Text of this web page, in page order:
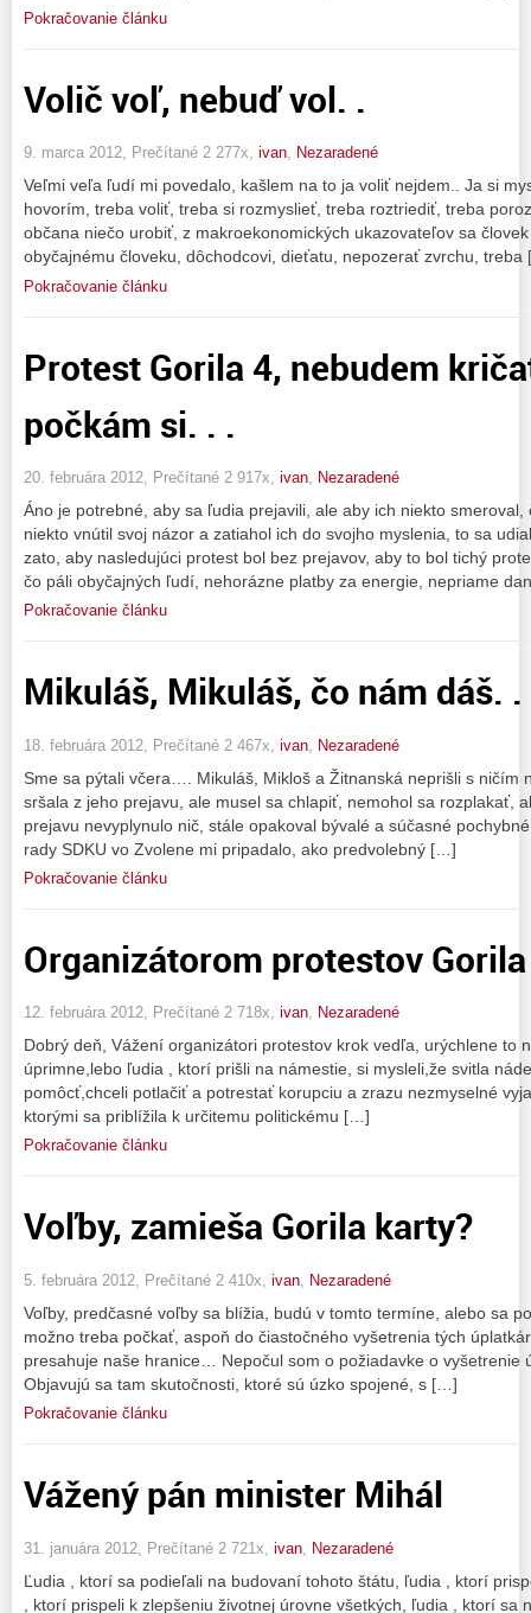
Pokračovanie článku
Volič voľ, nebuď vol. .
9. marca 2012, Prečítané 2 277x, ivan, Nezaradené
Veľmi veľa ľudí mi povedalo, kašlem na to ja voliť nejdem.. Ja si
hovorím, treba voliť, treba si rozmyslieť, treba roztriediť, treba
občana niečo urobiť, z makroekonomických ukazovateľov sa
obyčajnému človeku, dôchodcovi, dieťatu, nepozerať zvrchu,
Pokračovanie článku
Protest Gorila 4, nebudem
počkám si. . .
20. februára 2012, Prečítané 2 917x, ivan, Nezaradené
Áno je potrebné, aby sa ľudia prejavili, ale aby ich niekto
niekto vnútil svoj názor a zatiahol ich do svojho myslenia, to sa
zato, aby nasledujúci protest bol bez prejavov, aby to bol tichý
čo páli obyčajných ľudí, nehorázne platby za energie, nepriame
Pokračovanie článku
Mikuláš, Mikuláš, čo nám dáš. .
18. februára 2012, Prečítané 2 467x, ivan Nezaradené
Sme sa pýtali včera…. Mikuláš, Mikloš a Žitnanská neprišli s ničím
sršala z jeho prejavu, ale musel sa chlapiť, nemohol sa
prejavu nevyplynulo nič, stále opakoval bývalé a súčasné
rady SDKU vo Zvolene mi pripadalo, ako predvolebný […]
Pokračovanie článku
Organizátorom protestov Gorila
12. februára 2012, Prečítané 2 718x, ivan, Nezaradené
Dobrý deň, Vážení organizátori protestov krok vedľa, urýchlene to
úprimne,lebo ľudia , ktorí prišli na námestie, si mysleli,že svitla
pomôcť,chceli potlačiť a potrestať korupciu a zrazu nezmyselné
ktorými sa priblížila k určitemu politickému […]
Pokračovanie článku
Voľby, zamieša Gorila karty?
5. februára 2012, Prečítané 2 410x, ivan Nezaradené
Voľby, predčasné voľby sa blížia, budú v tomto termíne, alebo sa
možno treba počkať, aspoň do čiastočného vyšetrenia tých
presahuje naše hranice… Nepočul som o požiadavke o vyšetrenie
Objavujú sa tam skutočnosti, ktoré sú úzko spojené, s […]
Pokračovanie článku
Vážený pán minister Mihál
31. januára 2012, Prečítané 2 721x, ivan Nezaradené
Ľudia , ktorí sa podieľali na budovaní tohoto štátu, ľudia , ktorí
, ktorí prispeli k zlepšeniu životnej úrovne všetkých, ľudia , ktorí sa